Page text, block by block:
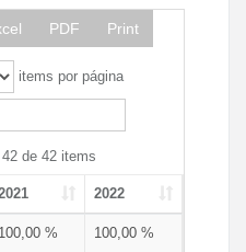
PDF Print
items por página
de 42 items
2022
100,00 % 100,00 %